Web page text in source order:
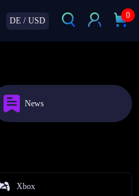
DE / USD
0
News
Xbox